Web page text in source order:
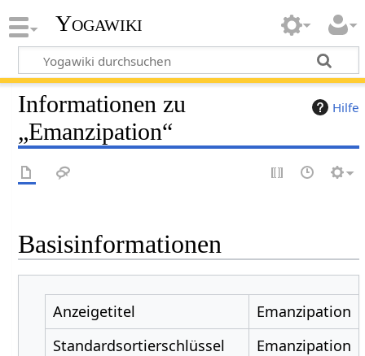
Yogawiki
Hilfe
Informationen zu
„Emanzipation“
Basisinformationen
Anzeigetitel
Emanzipation
Standardsortierschlüssel
Emanzipation